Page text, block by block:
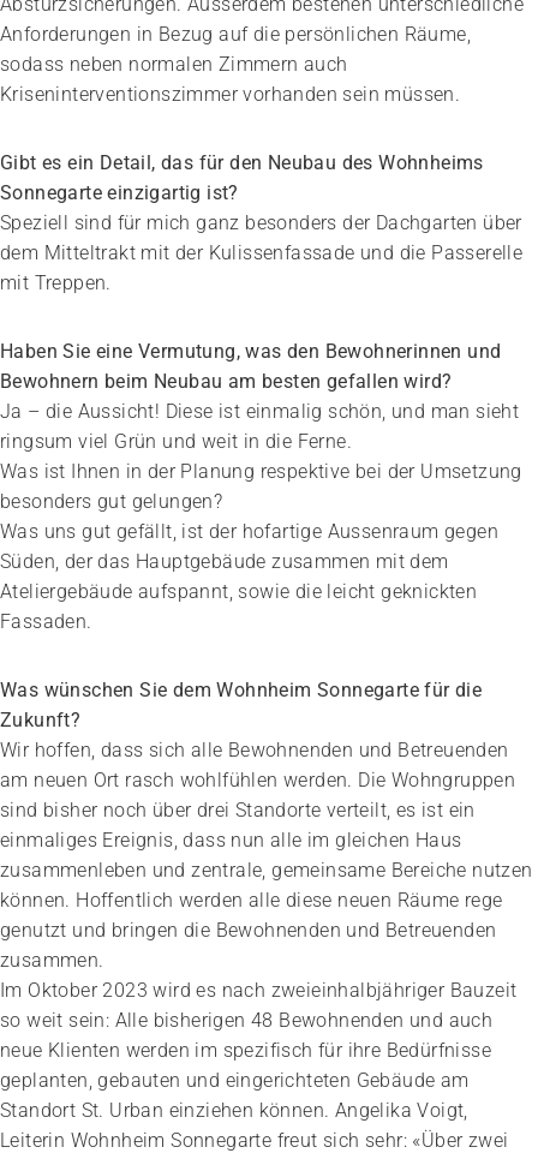
Anforderungen in Bezug auf die persönlichen Räume,
sodass neben normalen Zimmern auch
Kriseninterventionszimmer vorhanden sein müssen.
Gibt es ein Detail, das für den Neubau des Wohnheims
Sonnegarte einzigartig ist?
Speziell sind für mich ganz besonders der Dachgarten über
dem Mitteltrakt mit der Kulissenfassade und die Passerelle
mit Treppen.
Haben Sie eine Vermutung, was den Bewohnerinnen und
Bewohnern beim Neubau am besten gefallen wird?
Ja – die Aussicht! Diese ist einmalig schön, und man sieht
ringsum viel Grün und weit in die Ferne.
Was ist Ihnen in der Planung respektive bei der Umsetzung
besonders gut gelungen?
Was uns gut gefällt, ist der hofartige Aussenraum gegen
Süden, der das Hauptgebäude zusammen mit dem
Ateliergebäude aufspannt, sowie die leicht geknickten
Fassaden.
Was wünschen Sie dem Wohnheim Sonnegarte für die
Zukunft?
Wir hoffen, dass sich alle Bewohnenden und Betreuenden
am neuen Ort rasch wohlfühlen werden. Die Wohngruppen
sind bisher noch über drei Standorte verteilt, es ist ein
einmaliges Ereignis, dass nun alle im gleichen Haus
zusammenleben und zentrale, gemeinsame Bereiche nutzen
können. Hoffentlich werden alle diese neuen Räume rege
genutzt und bringen die Bewohnenden und Betreuenden
zusammen.
Im Oktober 2023 wird es nach zweieinhalbjähriger Bauzeit
so weit sein: Alle bisherigen 48 Bewohnenden und auch
neue Klienten werden im spezifisch für ihre Bedürfnisse
geplanten, gebauten und eingerichteten Gebäude am
Standort St. Urban einziehen können. Angelika Voigt,
Leiterin Wohnheim Sonnegarte freut sich sehr: «Über zwei